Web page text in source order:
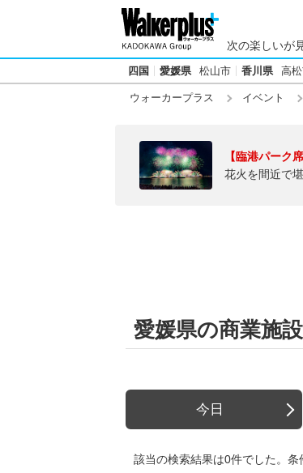
次の楽しいが
四国 愛媛県 松山市 香川県 高
ウォーカープラス イベント
【臨港パーク
花火を間近で
愛媛県の商業施
今日
該当の検索結果は0件でした。条